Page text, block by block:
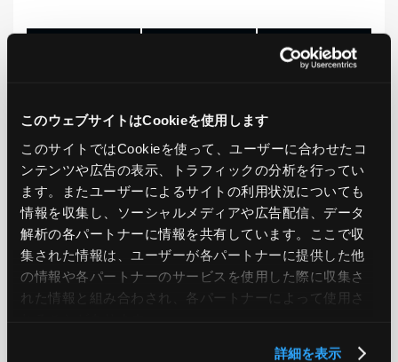
このウェブサイトはCookieを使用します
このサイトではCookieを使って、ユーザーに合わせたコ
ンテンツや広告の表示、トラフィックの分析を行ってい
ます。またユーザーによるサイトの利用状況についても
情報を収集し、ソーシャルメディアや広告配信、データ
解析の各パートナーに情報を共有しています。ここで収
集された情報は、ユーザーが各パートナーに提供した他
の情報や各パートナーのサービスを使用した際に収集さ
れた情報と組み合わされ、各パートナーによって使用さ
詳細を表示
SHARE
BACK TO LIST
CATEGORY
AWS GCP Azure ON PREMISE